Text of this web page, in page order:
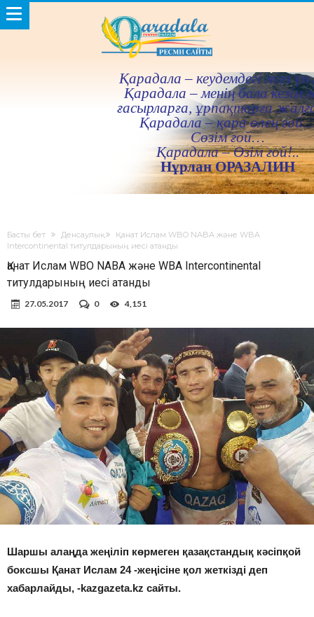
Қарадала – кеудемдегi жез үн
Қарадала – менiң бала кезiм
ғасырларға, ұрпақтарға
Қарадала – қара өлең
Сөзiм ғой…
Қарадала – Өзiм ғой!..
Нұрлан ОРАЗАЛИН
Басты бет Денсаулық
Қанат Ислам WBO NABA және WBA
Intercontinental титулдарының иесі атанды
Қанат Ислам WBO NABA және WBA Intercontinental
титулдарының иесі атанды
27.05.2017 0 4,151
Шаршы алаңда жеңіліп көрмеген қазақстандық кəсіпқой
боксшы Қанат Ислам 24 -жеңісіне қол жеткізді деп
хабарлайды, -kazgazeta.kz сайты.